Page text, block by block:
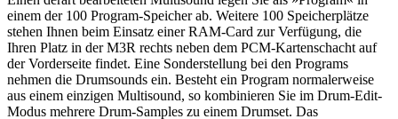
einem der 100 Program-Speicher ab. Weitere 100 Speicherplätze
stehen Ihnen beim Einsatz einer RAM-Card zur Verfügung, die
Ihren Platz in der M3R rechts neben dem PCM-Kartenschacht auf
der Vorderseite findet. Eine Sonderstellung bei den Programs
nehmen die Drumsounds ein. Besteht ein Program normalerweise
aus einem einzigen Multisound, so kombinieren Sie im Drum-Edit-
Modus mehrere Drum-Samples zu einem Drumset. Das